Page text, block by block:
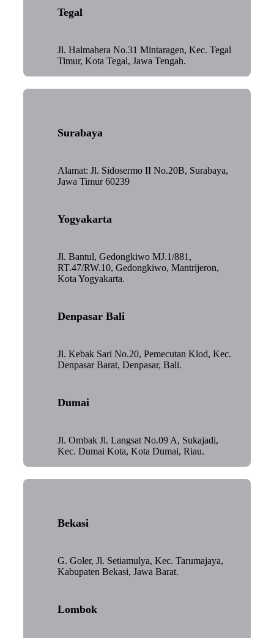
Tegal
Jl. Halmahera No.31 Mintaragen, Kec. Tegal
Timur, Kota Tegal, Jawa Tengah.
Surabaya
Alamat: Jl. Sidosermo II No.20B, Surabaya,
Jawa Timur 60239
Yogyakarta
Jl. Bantul, Gedongkiwo MJ.1/881,
RT.47/RW.10, Gedongkiwo, Mantrijeron,
Kota Yogyakarta.
Denpasar Bali
Jl. Kebak Sari No.20, Pemecutan Klod, Kec.
Denpasar Barat, Denpasar, Bali.
Dumai
Jl. Ombak Jl. Langsat No.09 A, Sukajadi,
Kec. Dumai Kota, Kota Dumai, Riau.
Bekasi
G. Goler, Jl. Setiamulya, Kec. Tarumajaya,
Kabupaten Bekasi, Jawa Barat.
Lombok